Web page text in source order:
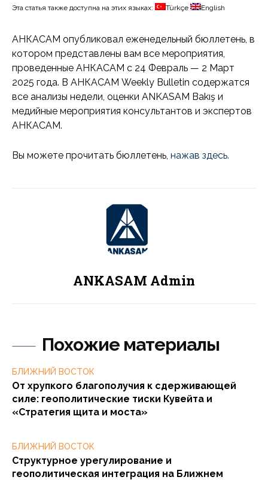
Похожие материалы
БЛИЖНИЙ ВОСТОК
От хрупкого благополучия к сдерживающей
силе: геополитические тиски Кувейта и
«Стратегия щита и моста»
БЛИЖНИЙ ВОСТОК
Структурное урегулирование и
геополитическая интеграция на Ближнем
Эта статья также доступна на этих языках: Türkçe English
АНКАСАМ опубликовал еженедельный бюллетень, в
котором представлены вам все мероприятия,
проведенные АНКАСАМ с 24 Февраль — 2 Март
2025 года. В АНКАСАМ Weekly Bulletin содержатся
все анализы недели, оценки ANKASAM Bakış и
медийные мероприятия консультантов и экспертов
АНКАСАМ.
Вы можете прочитать бюллетень, нажав здесь.
ANKASAM Admin